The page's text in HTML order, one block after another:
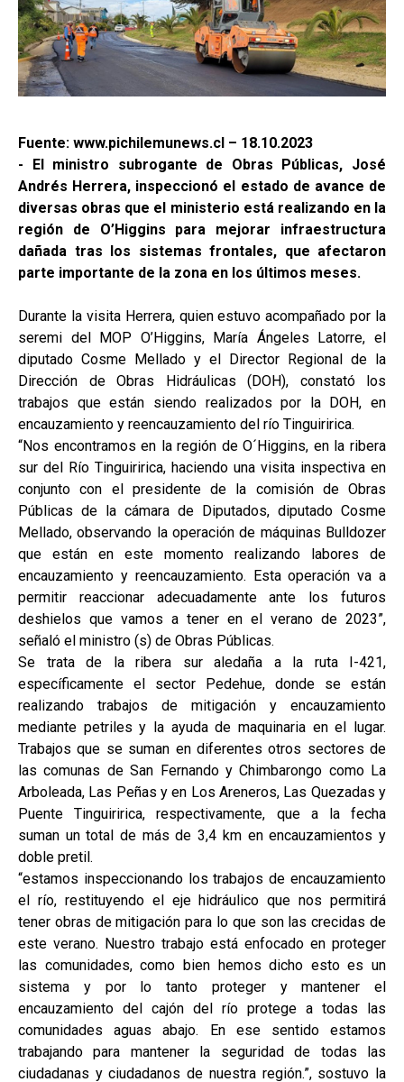
Fuente: www.pichilemunews.cl – 18.10.2023
- El ministro subrogante de Obras Públicas, José
Andrés Herrera, inspeccionó el estado de avance de
diversas obras que el ministerio está realizando en la
región de O’Higgins para mejorar infraestructura
dañada tras los sistemas frontales, que afectaron
parte importante de la zona en los últimos meses.
Durante la visita Herrera, quien estuvo acompañado por la
seremi del MOP O’Higgins, María Ángeles Latorre, el
diputado Cosme Mellado y el Director Regional de la
Dirección de Obras Hidráulicas (DOH), constató los
trabajos que están siendo realizados por la DOH, en
encauzamiento y reencauzamiento del río Tinguiririca.
“Nos encontramos en la región de O´Higgins, en la ribera
sur del Río Tinguiririca, haciendo una visita inspectiva en
conjunto con el presidente de la comisión de Obras
Públicas de la cámara de Diputados, diputado Cosme
Mellado, observando la operación de máquinas Bulldozer
que están en este momento realizando labores de
encauzamiento y reencauzamiento. Esta operación va a
permitir reaccionar adecuadamente ante los futuros
deshielos que vamos a tener en el verano de 2023”,
señaló el ministro (s) de Obras Públicas.
Se trata de la ribera sur aledaña a la ruta I-421,
específicamente el sector Pedehue, donde se están
realizando trabajos de mitigación y encauzamiento
mediante petriles y la ayuda de maquinaria en el lugar.
Trabajos que se suman en diferentes otros sectores de
las comunas de San Fernando y Chimbarongo como La
Arboleada, Las Peñas y en Los Areneros, Las Quezadas y
Puente Tinguiririca, respectivamente, que a la fecha
suman un total de más de 3,4 km en encauzamientos y
doble pretil.
“estamos inspeccionando los trabajos de encauzamiento
el río, restituyendo el eje hidráulico que nos permitirá
tener obras de mitigación para lo que son las crecidas de
este verano. Nuestro trabajo está enfocado en proteger
las comunidades, como bien hemos dicho esto es un
sistema y por lo tanto proteger y mantener el
encauzamiento del cajón del río protege a todas las
comunidades aguas abajo. En ese sentido estamos
trabajando para mantener la seguridad de todas las
ciudadanas y ciudadanos de nuestra región.”, sostuvo la